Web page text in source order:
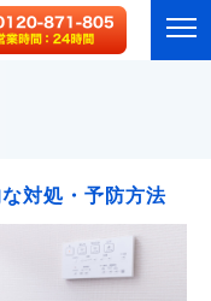
覧対処・予防方法